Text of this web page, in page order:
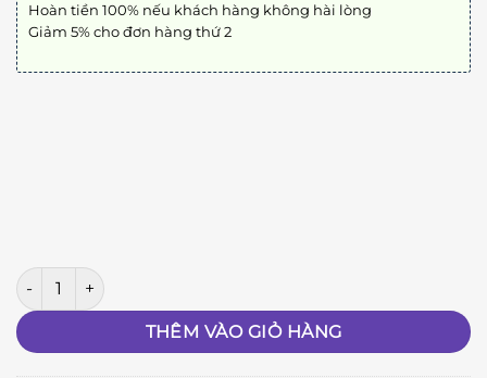
Hoàn tiền 100% nếu khách hàng không hài lòng
Giảm 5% cho đơn hàng thứ 2
Bó Hoa Tình Yêu số lượng
THÊM VÀO GIỎ HÀNG